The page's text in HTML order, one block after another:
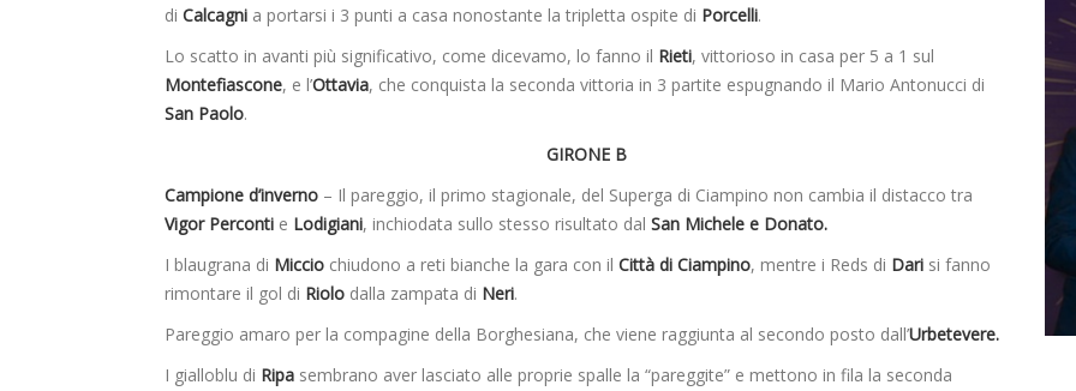
di Calcagni a portarsi i 3 punti a casa nonostante la tripletta ospite di Porcelli.
Lo scatto in avanti più significativo, come dicevamo, lo fanno il Rieti, vittorioso in casa per 5 a 1 sul
Montefiascone, e l’Ottavia, che conquista la seconda vittoria in 3 partite espugnando il Mario Antonucci di
San Paolo.
GIRONE B
Campione d’inverno – Il pareggio, il primo stagionale, del Superga di Ciampino non cambia il distacco tra
Vigor Perconti e Lodigiani, inchiodata sullo stesso risultato dal San Michele e Donato.
I blaugrana di Miccio chiudono a reti bianche la gara con il Città di Ciampino, mentre i Reds di Dari si fanno
rimontare il gol di Riolo dalla zampata di Neri.
Pareggio amaro per la compagine della Borghesiana, che viene raggiunta al secondo posto dall’Urbetevere.
I gialloblu di Ripa sembrano aver lasciato alle proprie spalle la “pareggite” e mettono in fila la seconda